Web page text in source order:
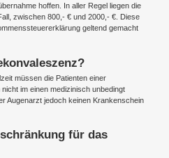
hoffen. In aller Regel liegen die
zwischen 800,- € und 2000,- €. Diese
geltend gemacht
müssen die Patienten einer
im einen medizinisch unbedingt
Augenarzt jedoch keinen Krankenschein
für das